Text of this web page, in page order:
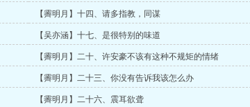
【霽明月】十四、请多指教，同谋
【吴亦涵】十七、是很特别的味道
【霽明月】二十、许安豪不该有这种不规矩的情绪
【霽明月】二十三、你没有告诉我该怎么办
【霽明月】二十六、震耳欲聋